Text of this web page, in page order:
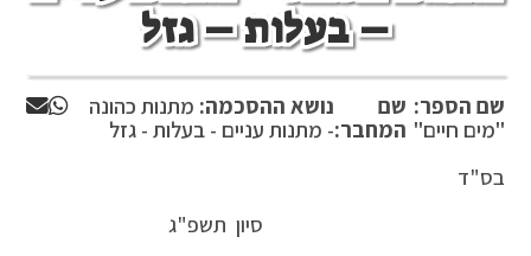
– בעלות – גזל
שם הספר:
"מים חיים"
שם
המחבר:
נושא ההסכמה: מתנות כהונה
- מתנות עניים - בעלות - גזל
בס"ד
סיון תשפ"ג